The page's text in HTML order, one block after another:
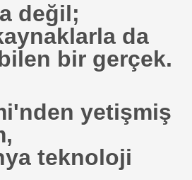
değil;
da
bir gerçek.
yetişmiş
teknoloji